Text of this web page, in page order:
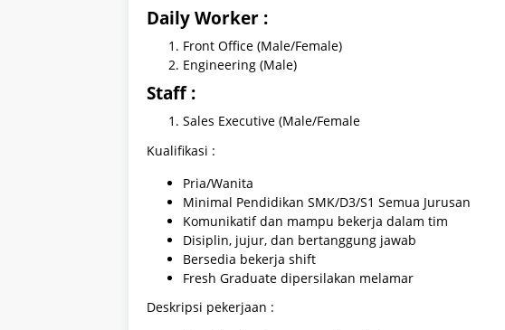
Daily Worker :
Front Office (Male/Female)
Engineering (Male)
Staff :
Sales Executive (Male/Female
Kualifikasi :
Pria/Wanita
Minimal Pendidikan SMK/D3/S1 Semua Jurusan
Komunikatif dan mampu bekerja dalam tim
Disiplin, jujur, dan bertanggung jawab
Bersedia bekerja shift
Fresh Graduate dipersilakan melamar
Deskripsi pekerjaan :